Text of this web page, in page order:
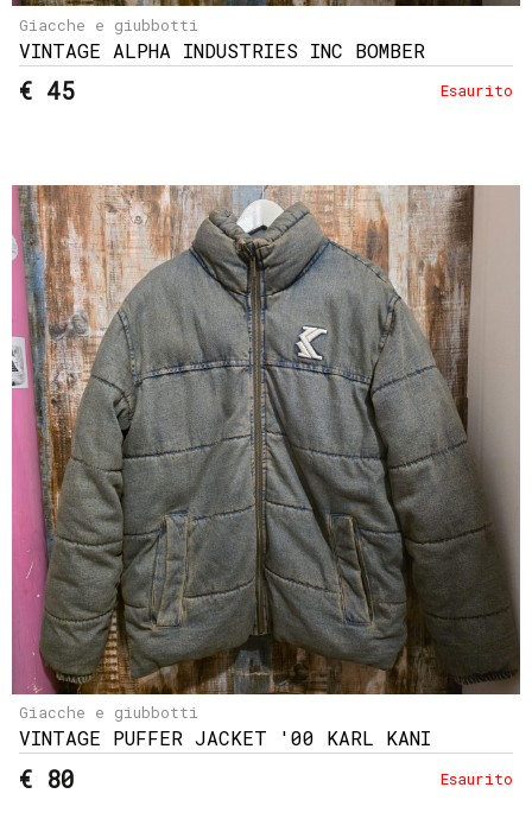
Giacche e giubbotti
VINTAGE ALPHA INDUSTRIES INC BOMBER
€ 45 Esaurito
Giacche e giubbotti
VINTAGE PUFFER JACKET '00 KARL KANI
€ 80 Esaurito